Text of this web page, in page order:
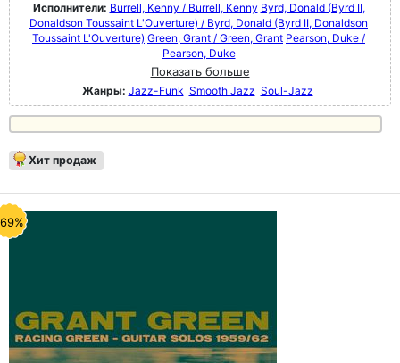
Исполнители: Burrell, Kenny / Burrell, Kenny Byrd, Donald (Byrd II,
Donaldson Toussaint L'Ouverture) / Byrd, Donald (Byrd II, Donaldson
Toussaint L'Ouverture) Green, Grant / Green, Grant Pearson, Duke /
Pearson, Duke
Показать больше
Жанры: Jazz-Funk Smooth Jazz Soul-Jazz
Хит продаж